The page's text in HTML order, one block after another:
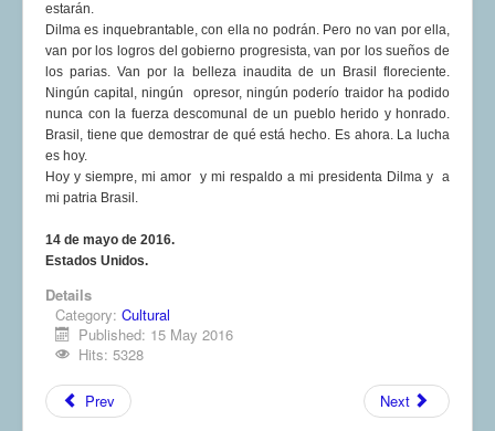
estarán.
Dilma es inquebrantable, con ella no podrán. Pero no van por ella,
van por los logros del gobierno progresista, van por los sueños de
los parias. Van por la belleza inaudita de un Brasil floreciente.
Ningún capital, ningún opresor, ningún poderío traidor ha podido
nunca con la fuerza descomunal de un pueblo herido y honrado.
Brasil, tiene que demostrar de qué está hecho. Es ahora. La lucha
es hoy.
Hoy y siempre, mi amor y mi respaldo a mi presidenta Dilma y a
mi patria Brasil.
14 de mayo de 2016.
Estados Unidos.
Details
Category: Cultural
Published: 15 May 2016
Hits: 5328
Prev Next